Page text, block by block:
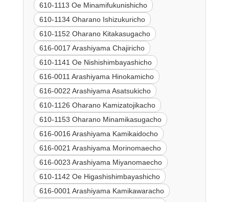
610-1113 Oe Minamifukunishicho
610-1134 Oharano Ishizukuricho
610-1152 Oharano Kitakasugacho
616-0017 Arashiyama Chajiricho
610-1141 Oe Nishishimbayashicho
616-0011 Arashiyama Hinokamicho
616-0022 Arashiyama Asatsukicho
610-1126 Oharano Kamizatojikacho
610-1153 Oharano Minamikasugacho
616-0016 Arashiyama Kamikaidocho
616-0021 Arashiyama Morinomaecho
616-0023 Arashiyama Miyanomaecho
610-1142 Oe Higashishimbayashicho
616-0001 Arashiyama Kamikawaracho